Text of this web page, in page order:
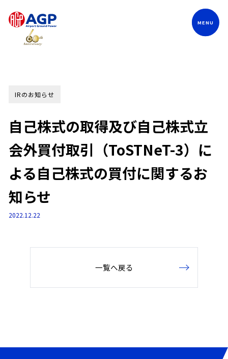
IRのお知らせ
自己株式の取得及び自己株式立
会外買付取引（ToSTNeT-3）に
よる自己株式の買付に関するお
知らせ
2022.12.22
一覧へ戻る